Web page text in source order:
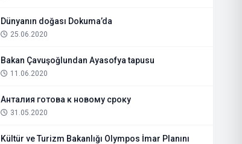
Dünyanın doğası Dokuma’da
25.06.2020
Bakan Çavuşoğlundan Ayasofya tapusu
11.06.2020
Анталия готова к новому сроку
31.05.2020
Kültür ve Turizm Bakanlığı Olympos İmar Planını